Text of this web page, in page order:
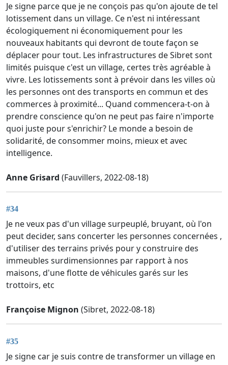
Je signe parce que je ne conçois pas qu'on ajoute de tel
lotissement dans un village. Ce n'est ni intéressant
écologiquement ni économiquement pour les
nouveaux habitants qui devront de toute façon se
déplacer pour tout. Les infrastructures de Sibret sont
limités puisque c'est un village, certes très agréable à
vivre. Les lotissements sont à prévoir dans les villes où
les personnes ont des transports en commun et des
commerces à proximité... Quand commencera-t-on à
prendre conscience qu'on ne peut pas faire n'importe
quoi juste pour s'enrichir? Le monde a besoin de
solidarité, de consommer moins, mieux et avec
intelligence.
Anne Grisard (Fauvillers, 2022-08-18)
#34
Je ne veux pas d'un village surpeuplé, bruyant, où l'on
peut decider, sans concerter les personnes concernées ,
d'utiliser des terrains privés pour y construire des
immeubles surdimensionnes par rapport à nos
maisons, d'une flotte de véhicules garés sur les
trottoirs, etc
Françoise Mignon (Sibret, 2022-08-18)
#35
Je signe car je suis contre de transformer un village en